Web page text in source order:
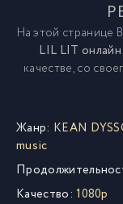
На этой странице
LIL LIT онлайн
качестве, со
Жанр: KEAN
music
Качество: 1080p